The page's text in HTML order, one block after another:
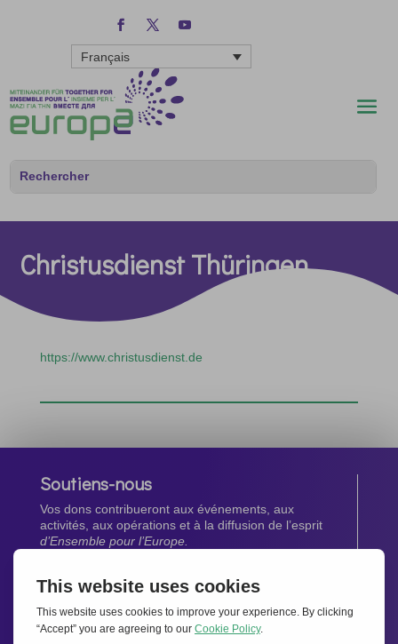
Français
Christusdienst Thüringen
https://www.christusdienst.de
Soutiens-nous
Vos dons contribueront aux événements, aux
activités, aux opérations et à la diffusion de l’esprit
d’Ensemble pour l’Europe.
Faites un don maintenant